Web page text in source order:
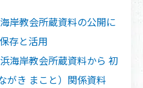
岸教会所蔵資料の公開に
存と活用
海岸教会所蔵資料から 初
がき まこと）関係資料